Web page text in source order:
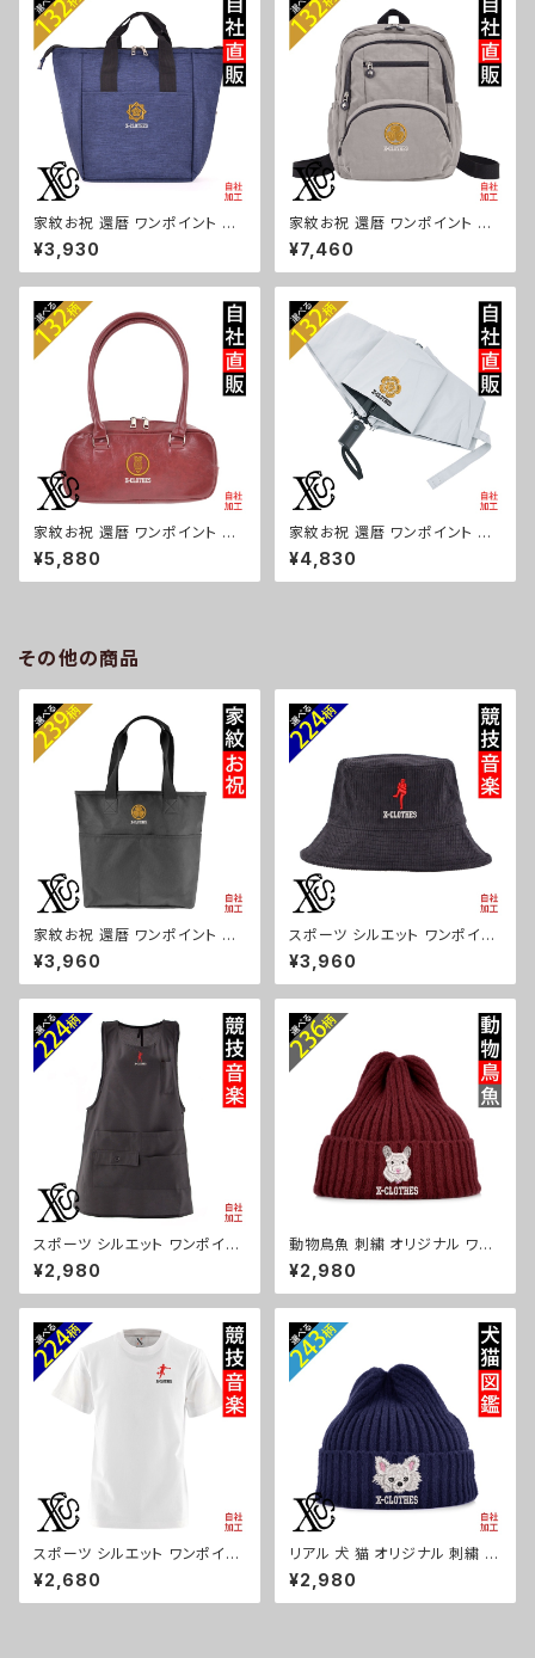
g181-b07-s
ori-a-bg180-b07-s
家紋お祝 還暦 ワンポイント 刺
繍保冷保温 ランチバッグ 買い物
バッグ トートバッグ レディース
メンズ おしゃれ 雑貨 グッズ 自
巴 藤 羽 菱 唐花 木瓜 蔦 桐 ロ
ゴ スカル ori-a-bg179-b07-
s
¥3,930
家紋お祝 還暦 ワンポイント 刺
繍撥水 リュック レディース 大容
量 8ポケット ナイロン 軽量 軽
い おしゃれ 雑貨 グッズ 自社ブ
羽 菱 唐花 木瓜 蔦 桐 ロゴ スカ
ル ori-a-bg178-b07-s
¥7,460
家紋お祝 還暦 ワンポイント 刺
繍上品なシボ感 横長ショルダー
バッグ レディース ミニボストン
軽量 雑貨 グッズ 自社ブランド
¥5,880
家紋お祝 還暦 ワンポイント 刺
繍【形状記憶+自動開閉】 折りた
たみ傘 レディース メンズ 55cm
晴雨兼用 UVカット99.9％ 一級
¥4,830
その他の商品
家紋お祝 還暦 ワンポイント 刺
繍 オリジナル ナイロン トートバ
ッグ メンズ ハンドバッグ 自社ブ
ランド ロゴ グッズ 柄 誕生日 プ
羽 菱 唐花 木瓜 蔦 桐 ori-a-b
ag52-b07-s
¥3,960
スポーツ シルエット ワンポイン
ト 刺繍 コーデュロイ バケットハ
ット メンズ レディース 帽子 自
社ブランド ロゴ グッズ 柄 サッカ
釣り 誕生日 プレゼント ori-a-c
ap39-b08-s
¥3,960
スポーツ シルエット ワンポイン
ト エプロン 刺繍 ワンピース レ
ディース 撥水加工 おしゃれ か
わいい 脇ボタン マタニティ ミド
無地 サロン リボン ブラック 黒
グッズ 文字 面白い おもしろ 卒
団 記念品 部活 卒業 ori-a-tao
15-b08-s
¥2,980
動物鳥魚 刺繍 オリジナル ワン
ポイント ニット キャップ ワッチ
リブニット 帽子 ニット帽 リブ編
み メンズ レディース 秋冬 自社
れ プレゼント 馬 鳥 インコ 文鳥
パンダ 魚 動物 ori-a-cap25-
b06-s
¥2,980
スポーツ シルエット ワンポイン
ト 刺繍 プレゼント 5.6oz オリ
ジナル 半袖 Tシャツ メンズ ロ
ゴ おしゃれ tシャツ 無地 カット
¥2,680
リアル 犬 猫 オリジナル 刺繍 ワ
ンポイント ニット キャップ ワッ
チ リブニット 帽子 ニット帽 リブ
編み メンズ レディース 秋冬 自
¥2,980